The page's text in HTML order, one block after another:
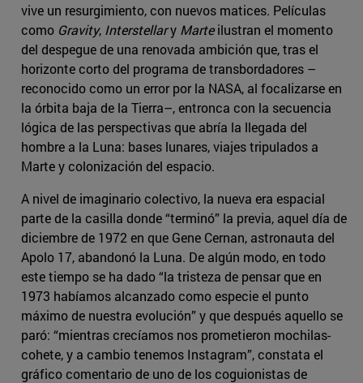
vive un resurgimiento, con nuevos matices. Películas
como Gravity, Interstellary Marteilustran el momento
del despegue de una renovada ambición que, tras el
horizonte corto del programa de transbordadores –
reconocido como un error por la NASA, al focalizarse en
la órbita baja de la Tierra–, entronca con la secuencia
lógica de las perspectivas que abría la llegada del
hombre a la Luna: bases lunares, viajes tripulados a
Marte y colonización del espacio.
A nivel de imaginario colectivo, la nueva era espacial
parte de la casilla donde “terminó” la previa, aquel día de
diciembre de 1972 en que Gene Cernan, astronauta del
Apolo 17, abandonó la Luna. De algún modo, en todo
este tiempo se ha dado “la tristeza de pensar que en
1973 habíamos alcanzado como especie el punto
máximo de nuestra evolución” y que después aquello se
paró: “mientras crecíamos nos prometieron mochilas-
cohete, y a cambio tenemos Instagram”, constata el
gráfico comentario de uno de los coguionistas de